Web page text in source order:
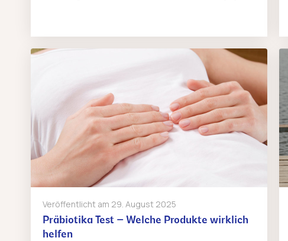
Veröffentlicht am 29. August 2025
Präbiotika Test – Welche Produkte wirklich
helfen